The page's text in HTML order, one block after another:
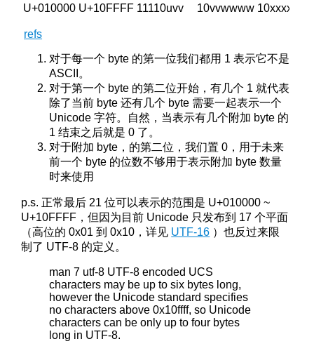
U+010000 U+10FFFF 11110uvv 10vvwwww 10xxxxyy
refs
对于每一个 byte 的第一位我们都用 1 表示它不是
ASCII。
对于第一个 byte 的第二位开始，有几个 1 就代表
除了当前 byte 还有几个 byte 需要一起表示一个
Unicode 字符。自然，当表示有几个附加 byte 的
1 结束之后就是 0 了。
对于附加 byte，的第二位，我们置 0，用于未来
前一个 byte 的位数不够用于表示附加 byte 数量
时来使用
p.s. 正常最后 21 位可以表示的范围是 U+010000 ~
U+10FFFF，但因为目前 Unicode 只发布到 17 个平面
（高位的 0x01 到 0x10，详见 UTF-16 ）也反过来限
制了 UTF-8 的定义。
man 7 utf-8 UTF-8 encoded UCS
characters may be up to six bytes long,
however the Unicode standard specifies
no characters above 0x10ffff, so Unicode
characters can be only up to four bytes
long in UTF-8.